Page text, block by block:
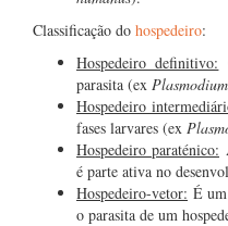
Classificação do hospedeiro:
Hospedeiro definitivo:
parasita (ex Plasmodium
Hospedeiro
fases larvares (ex
Hospedeiro paraténico:
é parte ativa no
Hospedeiro-vetor: É
o parasita de um